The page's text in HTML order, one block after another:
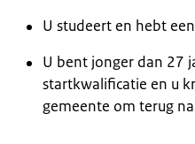
U stu­deert en hebt
U bent jonger dan 27
startkwalificatie en u
gemeente om terug